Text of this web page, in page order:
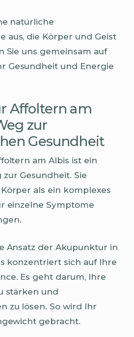
natürliche
aus, die Körper und Geist
Sie uns gemeinsam auf
Gesundheit und Energie
Affoltern am
zur
Gesundheit
am Albis ist ein
Gesundheit. Sie
als ein komplexes
einzelne Symptome
Ansatz der Akupunktur in
konzentriert sich auf Ihre
Es geht darum, Ihre
stärken und
zu lösen. So wird Ihr
gebracht.